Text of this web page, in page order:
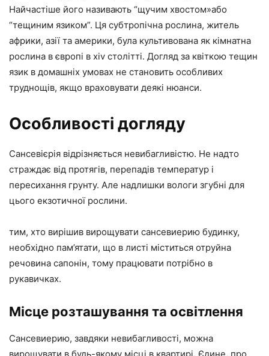
Найчастіше його називають “щучим хвостом»або
“тещиним язиком”. Ця субтропічна рослина, житель
африки, азії та америки, була культивована як кімнатна
рослина в європі в xiv столітті. Догляд за квіткою тещин
язик в домашніх умовах не становить особливих
труднощів, якщо враховувати деякі нюанси.
Особливості догляду
Сансевієрія відрізняється невибагливістю. Не надто
страждає від протягів, перепадів температур і
пересихання грунту. Але надлишки вологи згубні для
цього екзотичної рослини.
тим, хто вирішив вирощувати сансевиерию будинку,
необхідно пам’ятати, що в листі міститься отруйна
речовина сапонін, тому працювати потрібно в
рукавичках.
Місце розташування та освітлення
Сансевиерию, завдяки невибагливості, можна
вирощувати в будь-якому місці в квартирі. Єдине, про